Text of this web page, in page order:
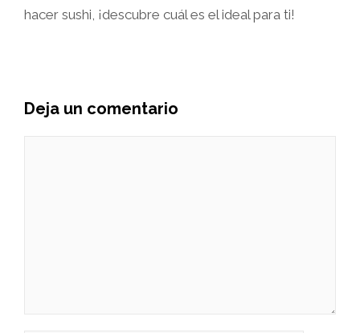
hacer sushi, ¡descubre cuál es el ideal para ti!
Deja un comentario